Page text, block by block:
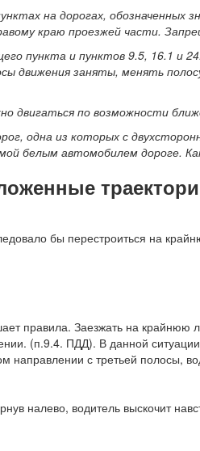
на дорогах,
краю проезжей части.
пункта и пунктов 9.5, 16.1 и
движения заняты, менять
двигаться по возможности
одна из которых с
белым автомобилем дороге.
бы перестроиться на
правила. Заезжать на
(п.9.4. ПДД). В данной
с третьей полосы,
налево, водитель выскочит